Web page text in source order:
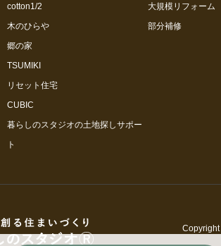
cotton1/2
木のひらや
郷の家
TSUMIKI
リセット住宅
CUBIC
暮らしのスタジオの土地探しサポー
ト
大規模リフォーム
部分補修
Copyright